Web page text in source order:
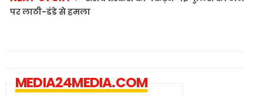
पर लाठी-डंडे से हमला
MEDIA24MEDIA.COM